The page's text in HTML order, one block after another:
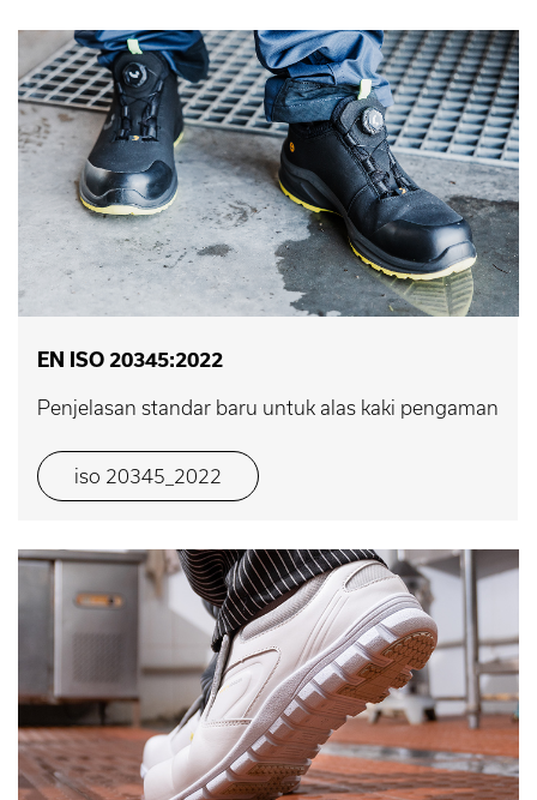
EN ISO 20345:2022
Penjelasan standar baru untuk alas kaki pengaman
iso 20345_2022